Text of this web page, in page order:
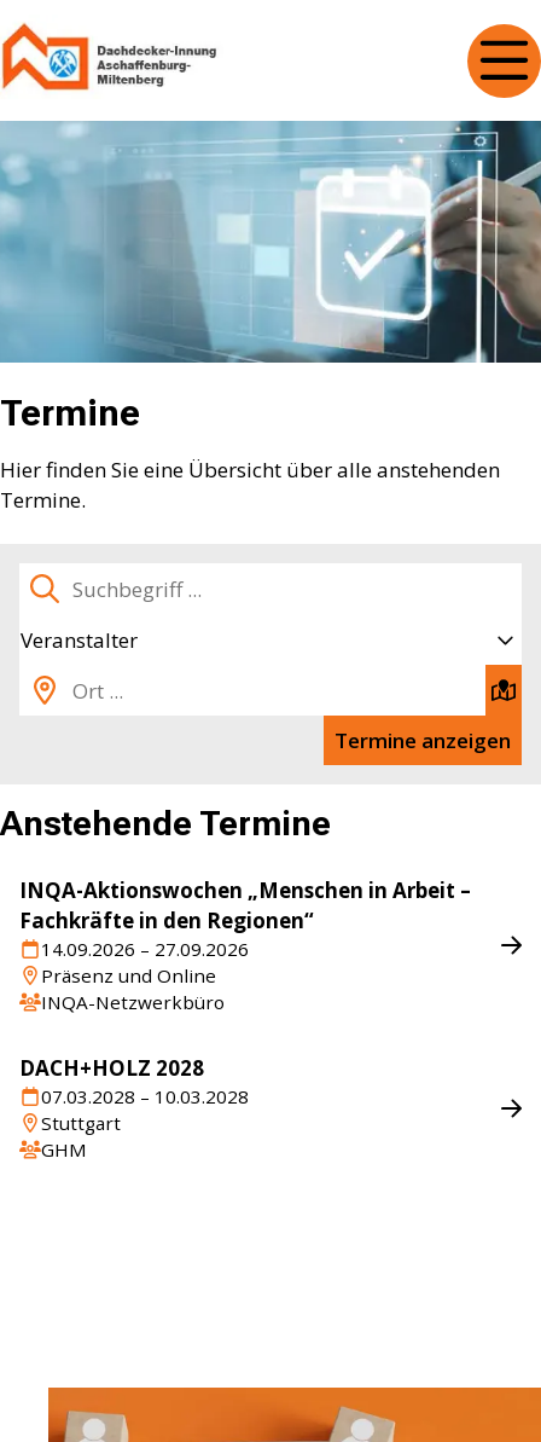
Termine
Hier finden Sie eine Übersicht über alle anstehenden
Termine.
Suchbegriff
Veranstalter
Standort
Termine anzeigen
Anstehende Termine
IN­QA-Ak­ti­ons­wo­chen „Men­schen in Ar­beit –
Fach­kräf­te in den Re­gio­nen“
14.09.2026 – 27.09.2026
Präsenz und Online
INQA-Netzwerkbüro
DACH+HOLZ 2028
07.03.2028 – 10.03.2028
Stuttgart
GHM